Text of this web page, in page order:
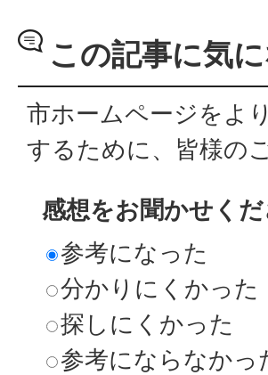
この記事に気
市ホームページをよ
するために、皆様の
感想をお聞かせく
参考になった
分かりにくかった
探しにくかった
参考にならなかっ